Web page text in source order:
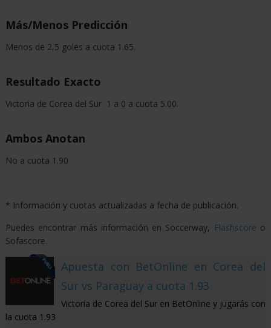
Más/Menos Predicción
Menos de 2,5 goles a cuota 1.65.
Resultado Exacto
Victoria de Corea del Sur 1 a 0 a cuota 5.00.
Ambos Anotan
No a cuota 1.90
* Información y cuotas actualizadas a fecha de publicación.
Puedes encontrar más información en Soccerway, Flashscore o
Sofascore.
Apuesta con BetOnline en Corea del
Sur vs Paraguay a cuota 1.93
Victoria de Corea del Sur en BetOnline y jugarás con
la cuota 1.93